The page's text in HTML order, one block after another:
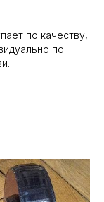
по качеству,
по